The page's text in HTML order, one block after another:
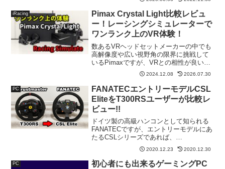
とって最高のOSと言えるでしょう。
iRacing
Pimax Crystal Light比較レビュ
ー！レーシングシミュレーターで
ワンランク上のVR体験！
数あるVRヘッドセットメーカーの中でも
高解像度や広い視野角の限界に挑戦して
いるPimaxですが、VRとの相性が良いレ
ーシングシミュレーター分野にも非常に
力を入れており、今年5月には日本市場へ
の本格進出も開始している。そんな中、
この度Pima...
2024.12.08 2026.07.30
PC
FANATECエントリーモデルCSL
EliteをT300RSユーザーが比較レ
ビュー!!
ドイツ製の高級ハンコンとして知られる
FANATECですが、エントリーモデルにあ
たるCSLシリーズであれば、
ThrustmasterのT300RSやロジクールの
G29と比較しても少しの予算アップで手
に入れる事が出来ます。
2020.12.23 2020.12.30
PC
初心者にも出来るゲーミングPC